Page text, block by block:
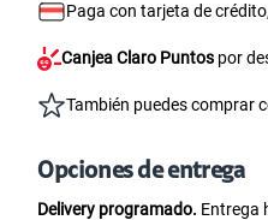
Paga con tarjeta de
Canjea Claro Puntos por
También puedes comprar
Opciones de entrega
Delivery programado. Entrega